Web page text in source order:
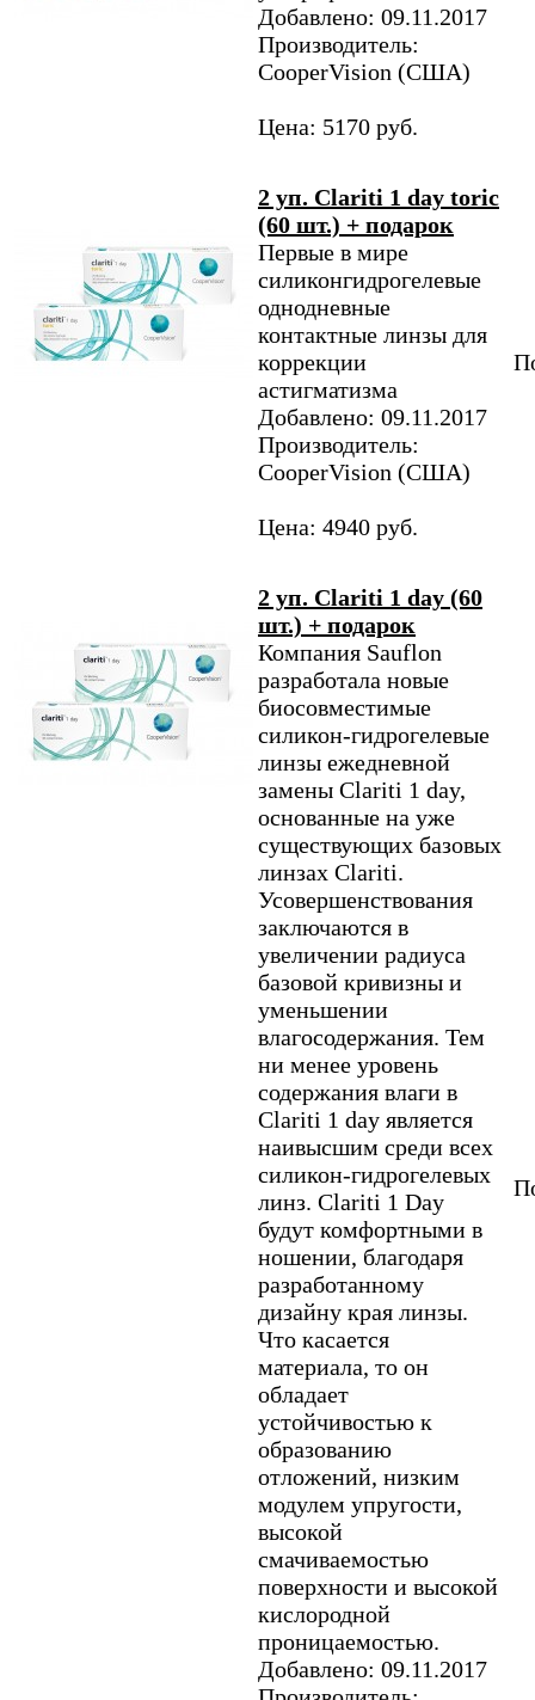
Добавлено: 09.11.2017
Производитель:
CooperVision (США)
Цена: 5170 руб.
2 уп. Clariti 1 day toric
(60 шт.) + подарок
Первые в мире
силиконгидрогелевые
однодневные
контактные линзы для
коррекции
астигматизма
Добавлено: 09.11.2017
Производитель:
CooperVision (США)
Цена: 4940 руб.
2 уп. Clariti 1 day (60
шт.) + подарок
Компания Sauflon
разработала новые
биосовместимые
силикон-гидрогелевые
линзы ежедневной
замены Clariti 1 day,
основанные на уже
существующих базовых
линзах Clariti.
Усовершенствования
заключаются в
увеличении радиуса
базовой кривизны и
уменьшении
влагосодержания. Тем
ни менее уровень
содержания влаги в
Clariti 1 day является
наивысшим среди всех
силикон-гидрогелевых
линз. Clariti 1 Day
будут комфортными в
ношении, благодаря
разработанному
дизайну края линзы.
Что касается
материала, то он
обладает
устойчивостью к
образованию
отложений, низким
модулем упругости,
высокой
смачиваемостью
поверхности и высокой
кислородной
проницаемостью.
Добавлено: 09.11.2017